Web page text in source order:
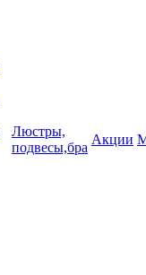
Люстры,
подвесы,бра
Акции